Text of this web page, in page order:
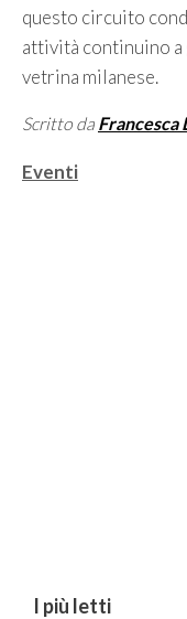
questo circuito
attività continuino a
vetrina milanese.
Scritto da Francesca
Categorie
Eventi
I più letti